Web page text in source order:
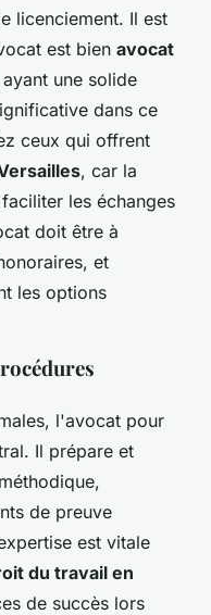
licenciement. Il est
est bien avocat
ayant une solide
dans ce
ceux qui offrent
, car la
les échanges
doit être à
et
les options
l'avocat pour
Il prépare et
de preuve
est vitale
du travail en
de succès lors